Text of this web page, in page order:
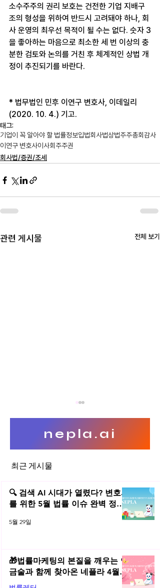
소수주주의 권리 보호는 건전한 기업 지배구
조의 형성을 위하여 반드시 고려돼야 하나, 회
사 운영의 최우선 목적이 될 수는 없다. 숫자 3
을 좋아하는 마음으로 최소한 세 번 이상의 충
분한 검토와 논의를 거친 후 체계적인 상법 개
정이 추진되기를 바란다.
* 법무법인 민후 이연구 변호사, 이데일리
(2020. 10. 4.) 기고.
태그:
기업이 꼭 알아야 할 법률정보입법회사법상법주주총회감사
이연구 변호사이사회 주주권
회사법/증권/조세
관련 게시물 전체 보기
물적분할 (회사분할)
nepla.ai
최근 게시물
🔍 검색 AI 시대가 열렸다? 변호사
를 위한 5월 법률 이슈 완벽 정리 |
5월 29일
🎁법률마케팅의 본질을 깨우는 연
금술과 함께 찾아온 네플라 4월
법률레터